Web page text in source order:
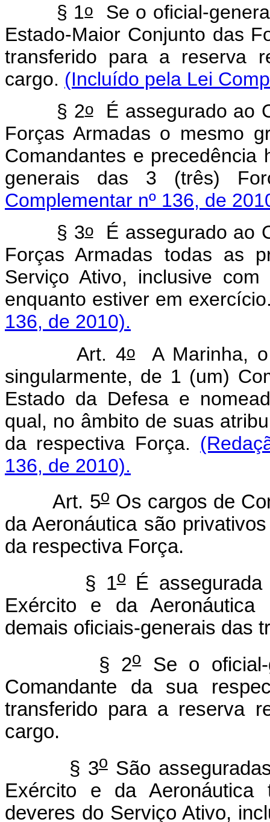
§ 1oSe o oficial-
Estado-Maior Conjunto das
transferido para a reserva
cargo. (Incluído pela Lei
§ 2oÉ assegurado ao
Forças Armadas o mesmo
Comandantes e precedência
generais das 3 (três)
Complementar nº 136, de
§ 3oÉ assegurado ao
Forças Armadas todas as
Serviço Ativo, inclusive
enquanto estiver em
136, de 2010).
Art. 4o
A Marinha,
singularmente, de 1 (um)
Estado da Defesa e
qual, no âmbito de suas
da respectiva Força.
136, de 2010).
Art. 5oOs cargos de
da Aeronáutica são
da respectiva Força.
§ 1oÉ assegurada
Exército e da Aeronáutica
demais oficiais-generais das
§ 2oSe o oficial-
Comandante da sua
transferido para a reserva
cargo.
§ 3oSão
Exército e da Aeronáutica
deveres do Serviço Ativo,